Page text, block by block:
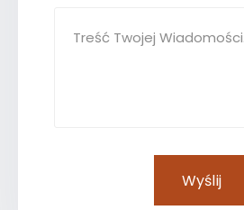
Wyślij